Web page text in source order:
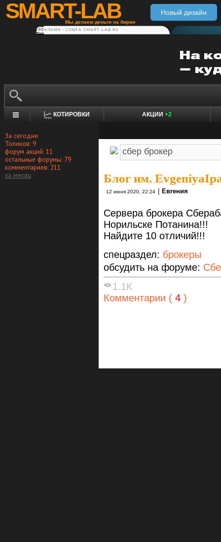
SMART-LAB
Мы делаем деньги на бирже
Новый дизайн
РЕКЛАМА • CONFA.SMART-LAB.RU
КОТИРОВКИ АКЦИИ +2
За сегодня
Топиков: 9
форум акций: 11
остальные форумы: 79
комментариев: 211
за месяц
Блог им.
12 июня 2020, 22:24 Евгения
Сервера брокера
Норильске Потанина!!!
Найдите 10 отличий!!!
спецраздел: брокеры
обсудить на форуме:
1.1К
Комментарии ( 4 )